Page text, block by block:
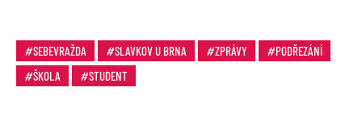
SEBEVRAŽDA SLAVKOV U BRNA ZPRÁVY
PODŘEZÁNÍ
ŠKOLA
STUDENT